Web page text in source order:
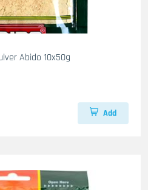
Abido 10x50g
Add